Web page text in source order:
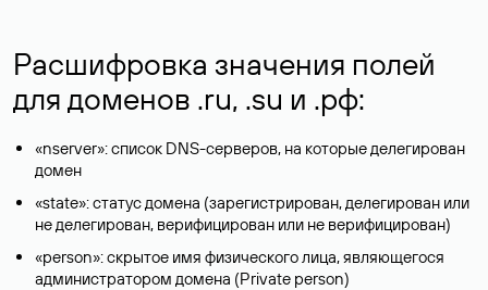
Расшифровка значения полей
для доменов .ru, .su и .рф:
«nserver»: список DNS-серверов, на которые делегирован
домен
«state»: статус домена (зарегистрирован, делегирован или
не делегирован, верифицирован или не верифицирован)
«person»: скрытое имя физического лица, являющегося
администратором домена (Privatе person)